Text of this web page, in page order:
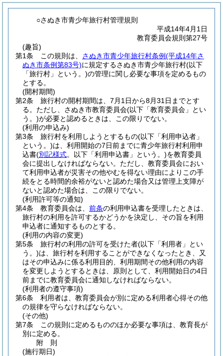
○さぬき市青少年旅行村管理規則
平成14年4月1日
教育委員会規則第27号
(趣旨)
第1条
この規則は、 さぬき市青少年旅行村条例(平成14年さ
ぬき市条例第83号)に規定するさぬき市青少年旅行村(以下
「旅行村」という。)の管理に関し必要な事項を定めるもの
とする。
(開村期間)
第2条
旅行村の開村期間は、7月1日から8月31日までとす
る。 ただし、さぬき市教育委員会(以下「教育委員会」とい
う。)が必要と認めるときは、この限りでない。
(利用の申込み)
第3条
旅行村を利用しようとするもの(以下「利用申込者」
という。)は、利用開始の7日前までに青少年旅行村利用申
込書(別記様式。以下「利用申込書」という。)を教育委員
会に提出しなければならない。 ただし、教育委員会におい
て利用申込者が災害その他やむを得ない理由によりこの手
続をとる時間的余裕がないと認めた場合又は管理上支障が
ないと認めた場合は、この限りでない。
(利用許可等の通知)
第4条
教育委員会は、 前条の利用申込書を受理したときは、
旅行村の利用を許可するかどうかを決定し、その旨を利用
申込者に通知するものとする。
(利用の内容の変更)
第5条
旅行村の利用の許可を受けた者(以下「利用者」とい
う。)は、旅行村を利用することができなくなったとき、又
はその申込みに係る利用目的、利用期間その他利用の内容
を変更しようとするときは、原則として、利用開始日の4日
前までに教育委員会に通知しなければならない。
(利用者の遵守事項)
第6条
利用者は、教育委員会が別に定める利用者心得その他
の規律を守らなければならない。
(その他)
第7条
この規則に定めるもののほか必要な事項は、教育長が
別に定める。
附 則
(施行期日)